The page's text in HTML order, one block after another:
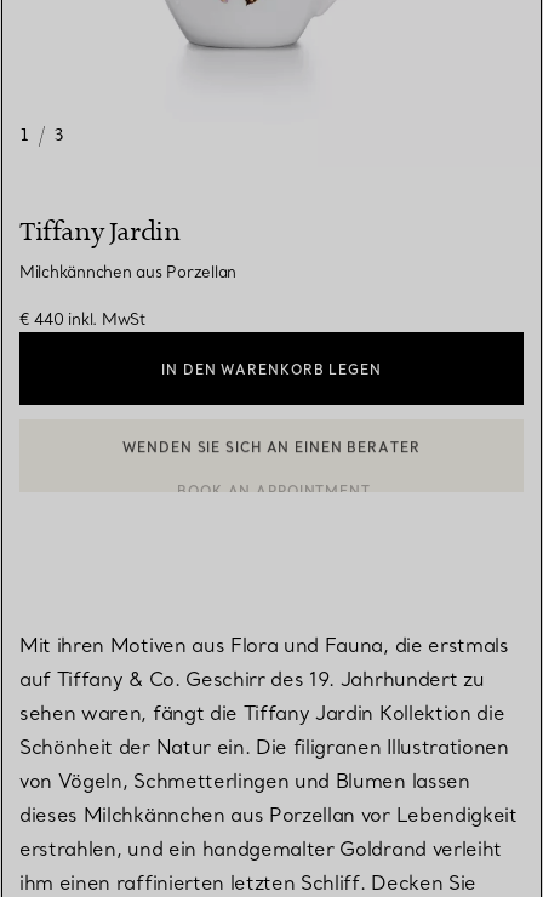
1 / 3
Tiffany Jardin
Milchkännchen aus Porzellan
€ 440 inkl. MwSt
IN DEN WARENKORB LEGEN
Mit ihren Motiven aus Flora und Fauna, die erstmals
auf Tiffany & Co. Geschirr des 19. Jahrhundert zu
sehen waren, fängt die Tiffany Jardin Kollektion die
Schönheit der Natur ein. Die filigranen Illustrationen
von Vögeln, Schmetterlingen und Blumen lassen
dieses Milchkännchen aus Porzellan vor Lebendigkeit
erstrahlen, und ein handgemalter Goldrand verleiht
ihm einen raffinierten letzten Schliff. Decken Sie